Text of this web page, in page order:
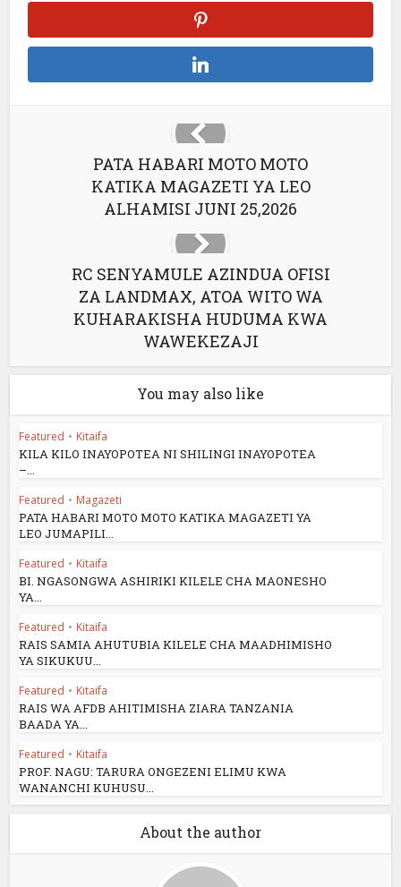
PATA HABARI MOTO MOTO
KATIKA MAGAZETI YA LEO
ALHAMISI JUNI 25,2026
RC SENYAMULE AZINDUA OFISI
ZA LANDMAX, ATOA WITO WA
KUHARAKISHA HUDUMA KWA
WAWEKEZAJI
You may also like
Featured • Kitaifa
KILA KILO INAYOPOTEA NI SHILINGI INAYOPOTEA
–...
Featured • Magazeti
PATA HABARI MOTO MOTO KATIKA MAGAZETI YA
LEO JUMAPILI...
Featured • Kitaifa
BI. NGASONGWA ASHIRIKI KILELE CHA MAONESHO
YA...
Featured • Kitaifa
RAIS SAMIA AHUTUBIA KILELE CHA MAADHIMISHO
YA SIKUKUU...
Featured • Kitaifa
RAIS WA AFDB AHITIMISHA ZIARA TANZANIA
BAADA YA...
Featured • Kitaifa
PROF. NAGU: TARURA ONGEZENI ELIMU KWA
WANANCHI KUHUSU...
About the author